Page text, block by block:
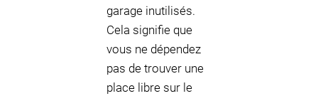
garage inutilisés.
Cela signifie que
vous ne dépendez
pas de trouver une
place libre sur le